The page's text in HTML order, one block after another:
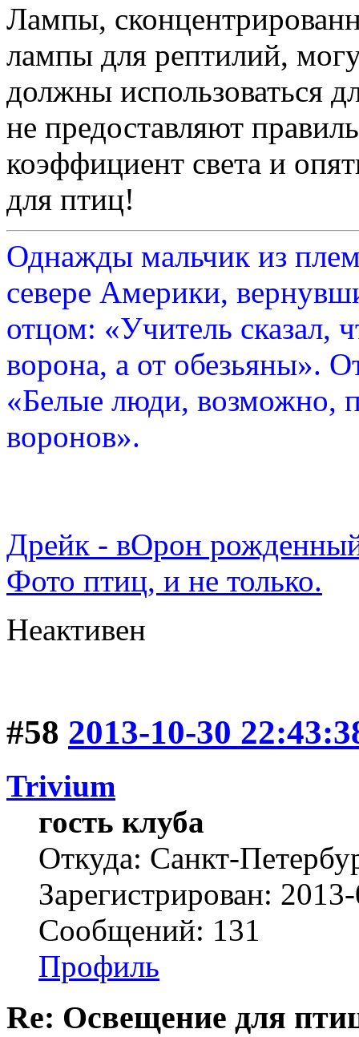
Лампы,
лампы для рептилий,
должны использоваться
не предоставляют
коэффициент света и
для птиц!
Однажды мальчик из
севере Америки,
отцом: «Учитель сказал,
ворона, а от обезьяны».
«Белые люди, возможно,
воронов».
Дрейк - вОрон
Фото птиц, и не только.
Неактивен
#58 2013-10-30
Trivium
гость клуба
Откуда: Санкт-
Зарегистрирован:
Сообщений: 131
Профиль
Re: Освещение для